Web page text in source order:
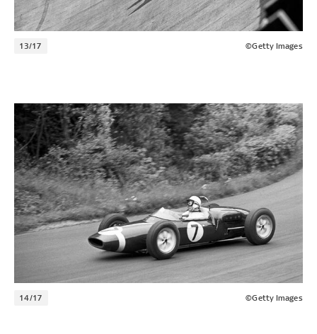
13/17 ©Getty Images
14/17 ©Getty Images